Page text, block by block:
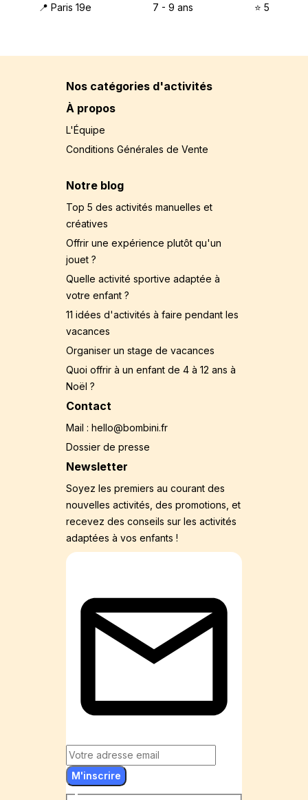
📍 Paris 19e 7 - 9 ans ⭐️ 5
Nos catégories d'activités
À propos
L'Équipe
Conditions Générales de Vente
Notre blog
Top 5 des activités manuelles et
créatives
Offrir une expérience plutôt qu'un
jouet ?
Quelle activité sportive adaptée à
votre enfant ?
11 idées d'activités à faire pendant les
vacances
Organiser un stage de vacances
Quoi offrir à un enfant de 4 à 12 ans à
Noël ?
Contact
Mail : hello@bombini.fr
Dossier de presse
Newsletter
Soyez les premiers au courant des
nouvelles activités, des promotions, et
recevez des conseils sur les activités
adaptées à vos enfants !
M'inscrire